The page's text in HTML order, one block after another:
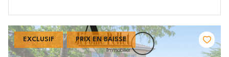
EXCLUSIF PRIX EN BAISSE